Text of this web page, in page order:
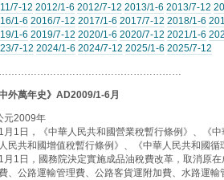
7-12 2012/1-6 2012/7-12 2013/1-6 2013/7-12
1-6 2016/7-12 2017/1-6 2017/7-12 2018/1-6
1-6 2019/7-12 2020/1-6 2020/7-12 2021/1-6
7-12 2024/1-6 2024/7-12 2025/1-6 2025/7-12
中外萬年史》AD2009/1-6月
元2009年
1日，《中華人民共和國營業稅暫行條例》、《
民共和國增值稅暫行條例》、《中華人民共和國循
1日，國務院決定實施成品油稅費改革，取消原
、公路運輸管理費、公路客貨運附加費、水路運